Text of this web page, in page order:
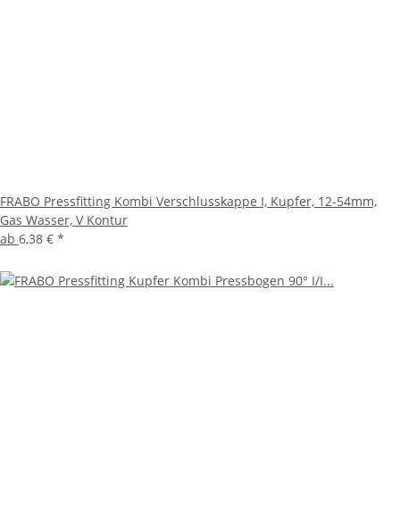
FRABO Pressfitting Kombi Verschlusskappe I, Kupfer, 12-54mm,
Gas Wasser, V Kontur
ab 6,38 € *